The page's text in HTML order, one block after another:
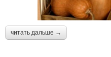
читать дальше →